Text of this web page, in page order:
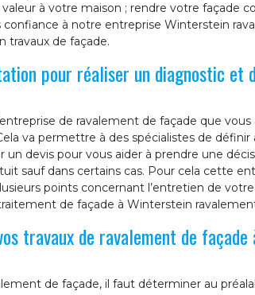
à votre maison ; rendre votre façade
à notre entreprise Winterstein
travaux de façade.
pour réaliser un diagnostic et
de ravalement de façade que vous
va permettre à des spécialistes de définir
devis pour vous aider à prendre une
sauf dans certains cas. Pour cela cette
points concernant l’entretien de
de façade à Winterstein
travaux de ravalement de façade
de façade, il faut déterminer au